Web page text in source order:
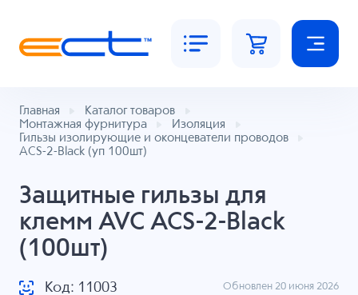
Главная
Каталог товаров
Монтажная фурнитура
Изоляция
Гильзы изолирующие и оконцеватели проводов
ACS-2-Black (уп 100шт)
Защитные гильзы для
клемм AVC ACS-2-Black
(100шт)
Код: 11003 Обновлен 20 июня 2026